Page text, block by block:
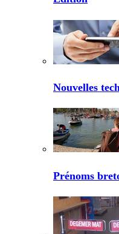
Nouvelles
Prénoms